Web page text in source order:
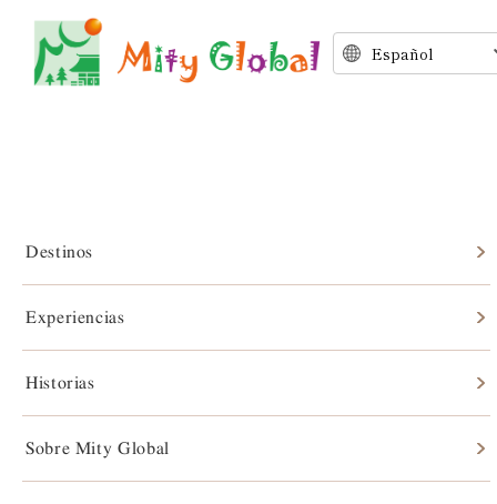
Destinos
Experiencias
Historias
Sobre Mity Global
Historias